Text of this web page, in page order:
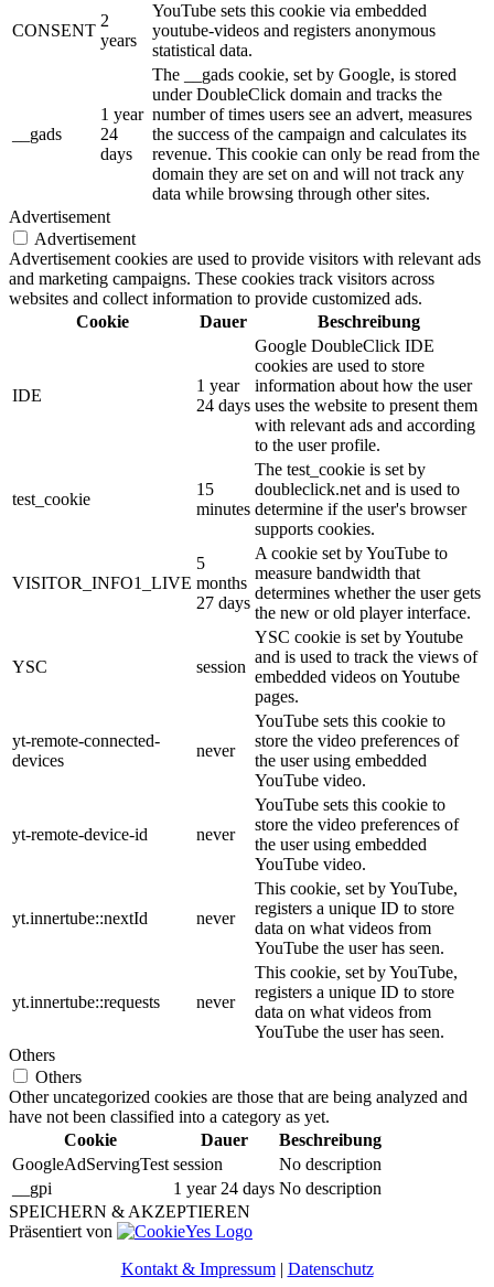
CONSENT
2
years
YouTube sets this cookie via embedded
youtube-videos and registers anonymous
statistical data.
__gads
1 year
24
days
The __gads cookie, set by Google, is stored
under DoubleClick domain and tracks the
number of times users see an advert, measures
the success of the campaign and calculates its
revenue. This cookie can only be read from the
domain they are set on and will not track any
data while browsing through other sites.
Advertisement
Advertisement
Advertisement cookies are used to provide visitors with relevant ads
and marketing campaigns. These cookies track visitors across
websites and collect information to provide customized ads.
Cookie
Dauer Beschreibung
IDE
1 year
24 days
Google DoubleClick IDE
cookies are used to store
information about how the user
uses the website to present them
with relevant ads and according
to the user profile.
test_cookie
15
minutes
The test_cookie is set by
doubleclick.net and is used to
determine if the user's browser
supports cookies.
VISITOR_INFO1_LIVE
5
months
27 days
A cookie set by YouTube to
measure bandwidth that
determines whether the user gets
the new or old player interface.
YSC session
YSC cookie is set by Youtube
and is used to track the views of
embedded videos on Youtube
pages.
yt-remote-connected-
devices
never
YouTube sets this cookie to
store the video preferences of
the user using embedded
YouTube video.
yt-remote-device-id never
YouTube sets this cookie to
store the video preferences of
the user using embedded
YouTube video.
yt.innertube::nextId never
This cookie, set by YouTube,
registers a unique ID to store
data on what videos from
YouTube the user has seen.
yt.innertube::requests never
This cookie, set by YouTube,
registers a unique ID to store
data on what videos from
YouTube the user has seen.
Others
Others
Other uncategorized cookies are those that are being analyzed and
have not been classified into a category as yet.
Cookie
Dauer
Beschreibung
GoogleAdServingTest session
No description
__gpi
1 year 24 days No description
SPEICHERN & AKZEPTIEREN
Präsentiert von
Kontakt & Impressum| Datenschutz